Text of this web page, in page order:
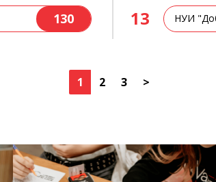
130 13 НУИ
1 2 3 >